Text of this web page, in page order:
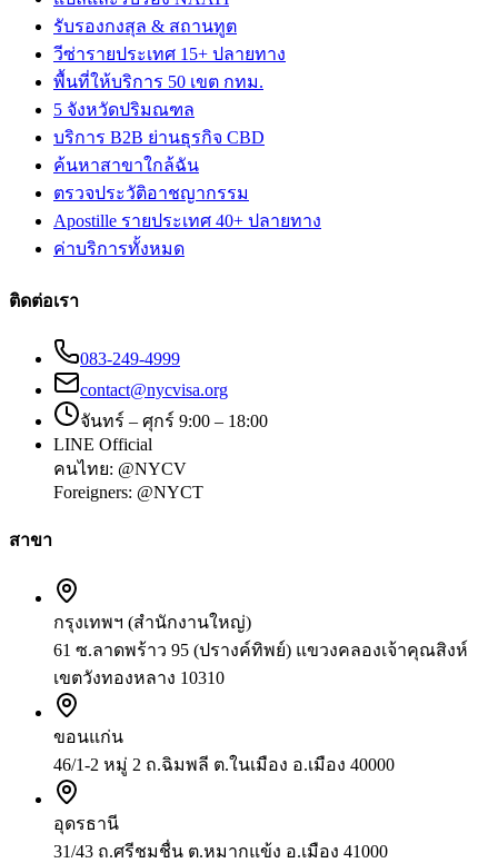
รับรองกงสุล & สถานทูต
วีซ่ารายประเทศ 15+ ปลายทาง
พื้นที่ให้บริการ 50 เขต กทม.
5 จังหวัดปริมณฑล
บริการ B2B ย่านธุรกิจ CBD
ค้นหาสาขาใกล้ฉัน
ตรวจประวัติอาชญากรรม
Apostille รายประเทศ 40+ ปลายทาง
ค่าบริการทั้งหมด
ติดต่อเรา
083-249-4999
contact@nycvisa.org
จันทร์ – ศุกร์ 9:00 – 18:00
LINE Official
คนไทย: @NYCV
Foreigners: @NYCT
สาขา
กรุงเทพฯ (สำนักงานใหญ่)
61 ซ.ลาดพร้าว 95 (ปรางค์ทิพย์) แขวงคลองเจ้าคุณสิงห์
เขตวังทองหลาง 10310
ขอนแก่น
46/1-2 หมู่ 2 ถ.ฉิมพลี ต.ในเมือง อ.เมือง 40000
อุดรธานี
31/43 ถ.ศรีชมชื่น ต.หมากแข้ง อ.เมือง 41000